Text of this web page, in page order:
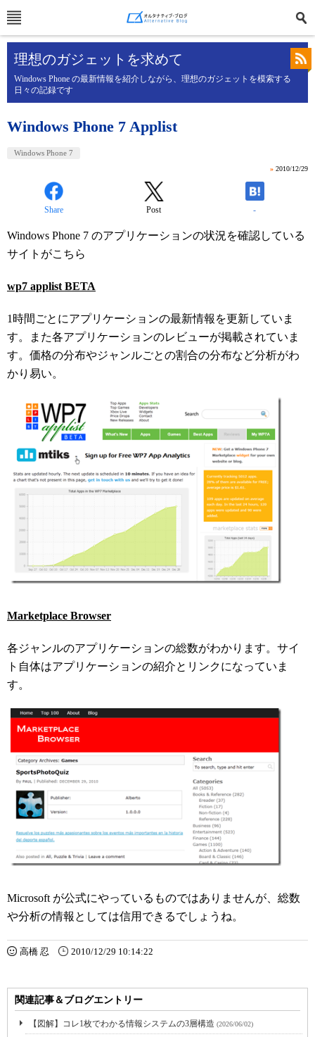
理想のガジェットを求めて
Windows Phone の最新情報を紹介しながら、理想のガジェットを模索する
日々の記録です
Windows Phone 7 Applist
Windows Phone 7
» 2010/12/29
Share Post -
Windows Phone 7 のアプリケーションの状況を確認している
サイトがこちら
wp7 applist BETA
1時間ごとにアプリケーションの最新情報を更新していま
す。また各アプリケーションのレビューが掲載されていま
す。価格の分布やジャンルごとの割合の分布など分析がわ
かり易い。
Marketplace Browser
各ジャンルのアプリケーションの総数がわかります。サイ
ト自体はアプリケーションの紹介とリンクになっていま
す。
Microsoft が公式にやっているものではありませんが、総数
や分析の情報としては信用できるでしょうね。
高橋 忍 2010/12/29 10:14:22
関連記事＆ブログエントリー
【図解】コレ1枚でわかる情報システムの3層構造 (2026/06/02)